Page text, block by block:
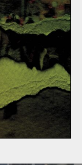
à l’image de ces
international.
Coupe du monde
la prochaine
stratégique se
aura lieu au
2022.